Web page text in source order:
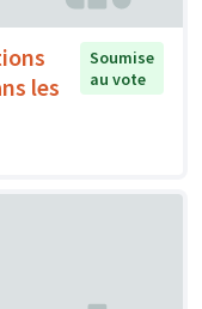
les
Soumise
au vote